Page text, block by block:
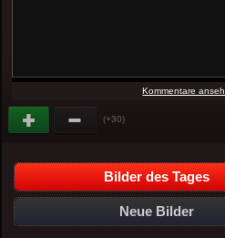
Kommentare
(+30)
Bilder des Tages
Neue Bilder